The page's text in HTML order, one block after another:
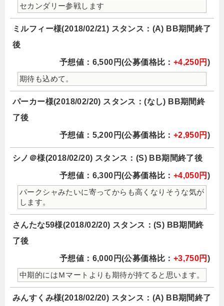
セカンダリー参戦します
ミルフィー様(2018/02/21) スタンス：(A) BB期間終了
後
予想値：6,500円(公募価格比： +4,250円 )
期待も込めて。
パーカー様(2018/02/20) スタンス：(なし) BB期間終
了後
予想値：5,200円(公募価格比： +2,950円 )
シノ＠様(2018/02/20) スタンス：(S) BB期間終了後
予想値：6,300円(公募価格比： +4,050円 )
パークシャみたいに寄ってからも高くなりそうな気が
します。
さんたな59様(2018/02/20) スタンス：(S) BB期間終
了後
予想値：6,000円(公募価格比： +3,750円 )
中期的にはＭマートよりも期待が持てると思います。
みんすくみ様(2018/02/20) スタンス：(A) BB期間終了